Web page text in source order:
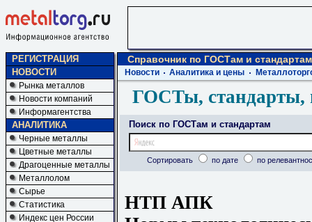
РЕГИСТРАЦИЯ
НОВОСТИ
Рынка металлов
Новости компаний
Информагентства
АНАЛИТИКА
Черные металлы
Цветные металлы
Драгоценные металлы
Металлолом
Сырье
Статистика
Индекс цен России
Справочник по ГОСТам и стандартам
Новости Аналитика и цены
ГОСТы, стандарты,
Поиск по ГОСТам и стандартам
Сортировать по дате по
НТП АПК